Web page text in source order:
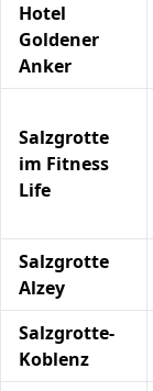
Hotel
Goldener
Anker
Salzgrotte
im Fitness
Life
Salzgrotte
Alzey
Salzgrotte-
Koblenz